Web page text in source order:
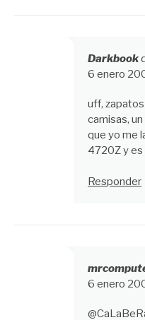
Darkbook
6 enero
uff,
camisas,
que yo me
4720Z y
Responder
6 enero